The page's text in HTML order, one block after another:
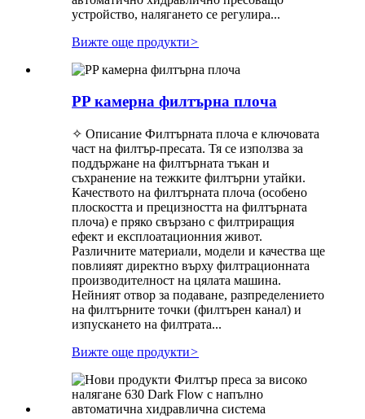
устройство, налягането се регулира...
Вижте още продукти>
PP камерна филтърна плоча
✧ Описание Филтърната плоча е ключовата
част на филтър-пресата. Тя се използва за
поддържане на филтърната тъкан и
съхранение на тежките филтърни утайки.
Качеството на филтърната плоча (особено
плоскостта и прецизността на филтърната
плоча) е пряко свързано с филтриращия
ефект и експлоатационния живот.
Различните материали, модели и качества ще
повлияят директно върху филтрационната
производителност на цялата машина.
Нейният отвор за подаване, разпределението
на филтърните точки (филтърен канал) и
изпускането на филтрата...
Вижте още продукти>